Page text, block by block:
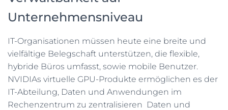
Unternehmensniveau
IT-Organisationen müssen heute eine breite und
vielfältige Belegschaft unterstützen, die flexible,
hybride Büros umfasst, sowie mobile Benutzer.
NVIDIAs virtuelle GPU-Produkte ermöglichen es der
IT-Abteilung, Daten und Anwendungen im
Rechenzentrum zu zentralisieren Daten und